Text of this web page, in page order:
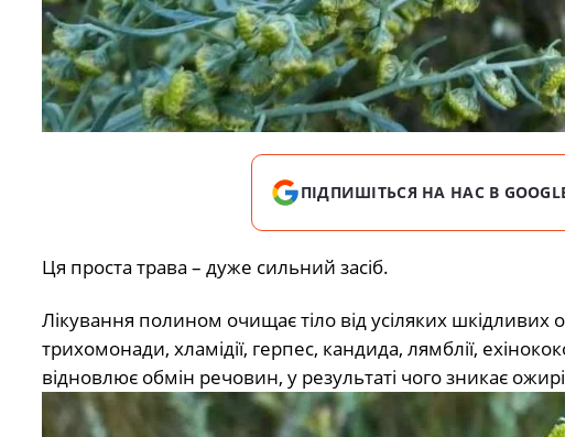
ПІДПИШІТЬСЯ НА НАС В
Ця проста трава – дуже сильний засіб.
Лікування полином очищає тіло від усіляких шкідливих
трихомонади, хламідії, герпес, кандида, лямблії,
відновлює обмін речовин, у результаті чого зникає